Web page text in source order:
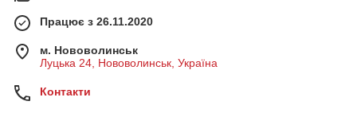
Працює з 26.11.2020
м. Нововолинськ
Луцька 24, Нововолинськ, Україна
Контакти